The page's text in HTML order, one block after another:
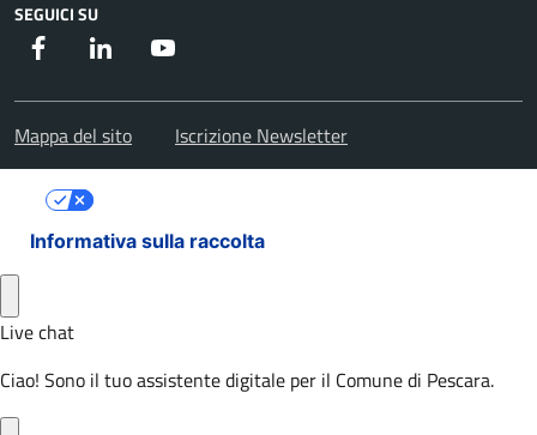
SEGUICI SU
Facebook Instagram
Mappa del sito Iscrizione Newsletter
Informativa sulla raccolta
Le tue preferenze relative alla privacy